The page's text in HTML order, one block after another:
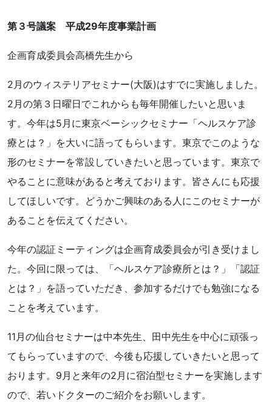
第３号議案 平成29年度事業計画
企画育成委員会高橋先生から
2月のウィステリアセミナー(大阪)はすでに実施しました。
2月の第３日曜日でこれからも毎年開催したいと思いま
す。今年は5月に東京ベーシックセミナー「ヘルスケア診
療とは？」を大いに語ってもらいます。東京でこのような
形のセミナーを常設していきたいと思っています。東京で
やることに意味があると考えております。皆さんにも応援
してほしいです。どうかご興味のある人にこのセミナーが
あることを伝えてください。
今年の認証ミーティングは企画育成委員会が引き受けまし
た。今回に限っては、「ヘルスケア診療所とは？」「認証
とは？」を語っていただき、参加するだけでも勉強になる
ことを考えています。
11月の仙台セミナーは中本先生、田中先生を中心に頑張っ
てもらっていますので、今後も応援していきたいと思って
おります。9月と来年の2月に宿泊型セミナーを実施します
ので、若いドクターのご紹介をお願いします。